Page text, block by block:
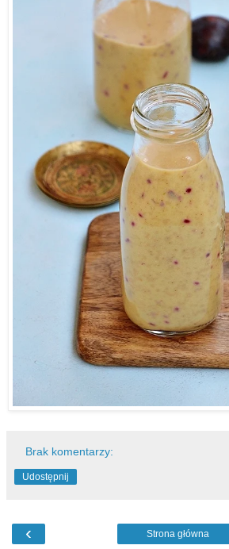
Brak komentarzy:
Udostępnij
‹ Strona główna